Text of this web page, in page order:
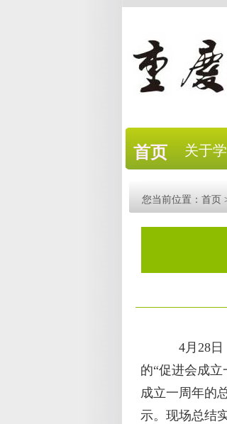
首页 关于
您当前位置： 首页
4月28日
的“促进会成
成立一周年的
示。现场总结